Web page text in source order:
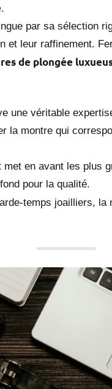
.
par sa sélection
et leur raffinement.
de plongée
une véritable
la montre qui
en avant les plus
pour la qualité.
temps joailliers, la